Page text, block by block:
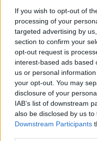
If you wish to opt-out of
processing of your
targeted advertising by
section to confirm your
opt-out request is
interest-based ads based
us or personal
your opt-out. You may
disclosure of your
IAB’s list of downstream
also be disclosed by us
Downstream Participants
Kijöttek a legfrissebb
amikből többek között
mindig a benzines autók
dízeles autókat is
eladott autó tisztán
eladott autó elektromos,
korábbihoz képest,
Dániában,
tisztán elektromos autók
régiónkban,
Szlovákiában viszont